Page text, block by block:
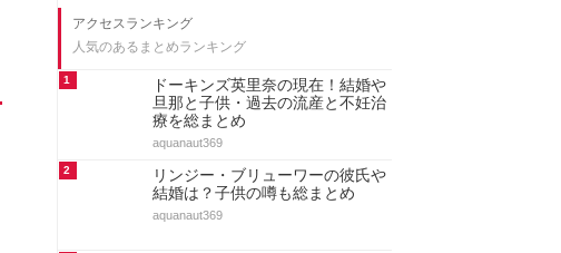
アクセスランキング
人気のあるまとめランキング
1
ドーキンズ英里奈の現在！結婚や
旦那と子供・過去の流産と不妊治
療を総まとめ
aquanaut369
2
リンジー・ブリューワーの彼氏や
結婚は？子供の噂も総まとめ
aquanaut369